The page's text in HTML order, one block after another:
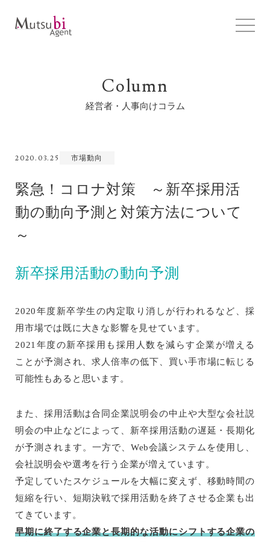
Column
経営者・人事向けコラム
2020.03.25 市場動向
緊急！コロナ対策 ～新卒採用活
動の動向予測と対策方法について
～
新卒採用活動の動向予測
2020年度新卒学生の内定取り消しが行われるなど、採
用市場では既に大きな影響を見せています。
2021年度の新卒採用も採用人数を減らす企業が増える
ことが予測され、求人倍率の低下、買い手市場に転じる
可能性もあると思います。
また、採用活動は合同企業説明会の中止や大型な会社説
明会の中止などによって、新卒採用活動の遅延・長期化
が予測されます。一方で、Web会議システムを使用し、
会社説明会や選考を行う企業が増えています。
予定していたスケジュールを大幅に変えず、移動時間の
短縮を行い、短期決戦で採用活動を終了させる企業も出
てきています。
早期に終了する企業と長期的な活動にシフトする企業の